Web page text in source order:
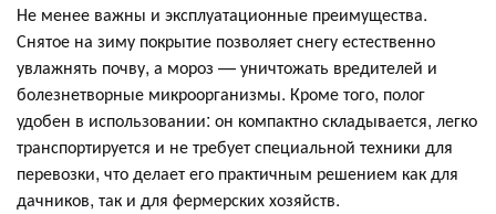
Не менее важны и эксплуатационные преимущества.
Снятое на зиму покрытие позволяет снегу естественно
увлажнять почву, а мороз — уничтожать вредителей и
болезнетворные микроорганизмы. Кроме того, полог
удобен в использовании: он компактно складывается, легко
транспортируется и не требует специальной техники для
перевозки, что делает его практичным решением как для
дачников, так и для фермерских хозяйств.